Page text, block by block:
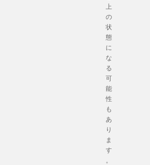
上
の
状
態
に
な
る
可
能
性
も
あ
り
ま
す
。